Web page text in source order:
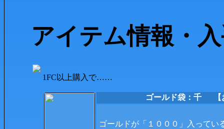
アイテム情報・
1FC以上購入で……
ゴールド袋：千 【
ゴールドが「１０００」入ってい